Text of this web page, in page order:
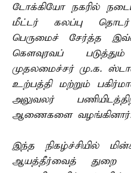
டோக்கியோ நகரில்
மீட்டர் கலப்பு தொடர்
பெருமைச் சேர்த்த
கௌவுரவப்
முதலமைச்சர் மு.க.
உற்பத்தி மற்றும்
அலுவலர்
ஆணைகளை
இந்த நிகழ்ச்சியில்
ஆயத்தீர்வைத் துறை